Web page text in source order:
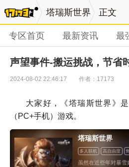
塔瑞斯世界 正文
专区首页 最新资讯 最
声望事件-搬运挑战，节省
2024-08-02 22:46:17 作者：17173
大家好，《塔瑞斯世界》
（PC+手机）游戏。
塔瑞斯世界
多人联机 高自由度
虽然在近些年对暴雪